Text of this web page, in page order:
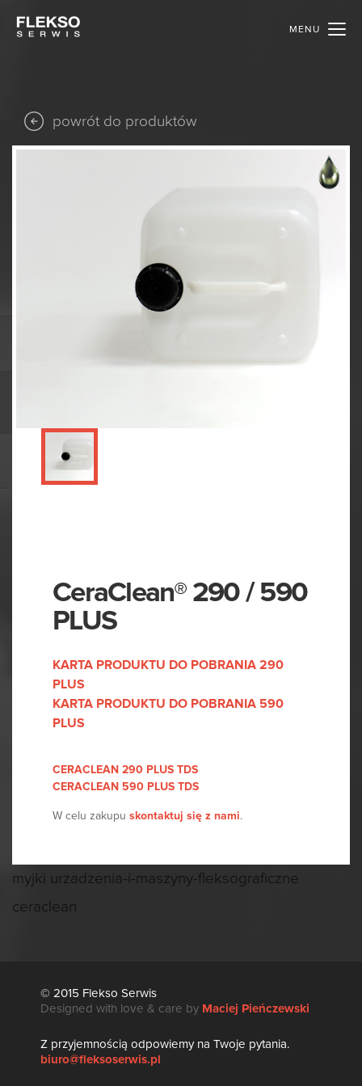
MENU
powrót do produktów
CeraClean® 290 / 590
PLUS
KARTA PRODUKTU DO POBRANIA 290
PLUS
KARTA PRODUKTU DO POBRANIA 590
PLUS
CERACLEAN 290 PLUS TDS
CERACLEAN 590 PLUS TDS
W celu zakupu skontaktuj się z nami.
myjki urzadzenia-i-maszyny-fleksograficzne
ceraclean
© 2015 Flekso Serwis
Designed with love & care by Maciej Pieńczewski
Z przyjemnością odpowiemy na Twoje pytania.
biuro@fleksoserwis.pl